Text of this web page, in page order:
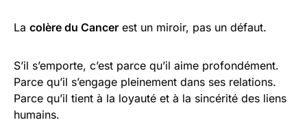
La colère du Cancer est un miroir, pas un défaut.
S’il s’emporte, c’est parce qu’il aime profondément.
Parce qu’il s’engage pleinement dans ses relations.
Parce qu’il tient à la loyauté et à la sincérité des liens
humains.